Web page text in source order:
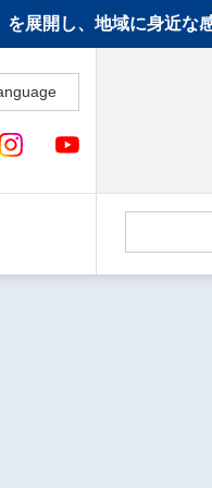
展開し、地域に身近な